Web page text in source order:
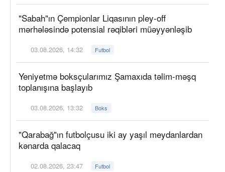
"Sabah"ın Çempionlar Liqasının pley-off
mərhələsində potensial rəqibləri müəyyənləşib
03.08.2026, 14:32 Futbol
Yeniyetmə boksçularımız Şamaxıda təlim-məşq
toplanışına başlayıb
03.08.2026, 13:32 Boks
"Qarabağ"ın futbolçusu iki ay yaşıl meydanlardan
kənarda qalacaq
02.08.2026, 23:47 Futbol